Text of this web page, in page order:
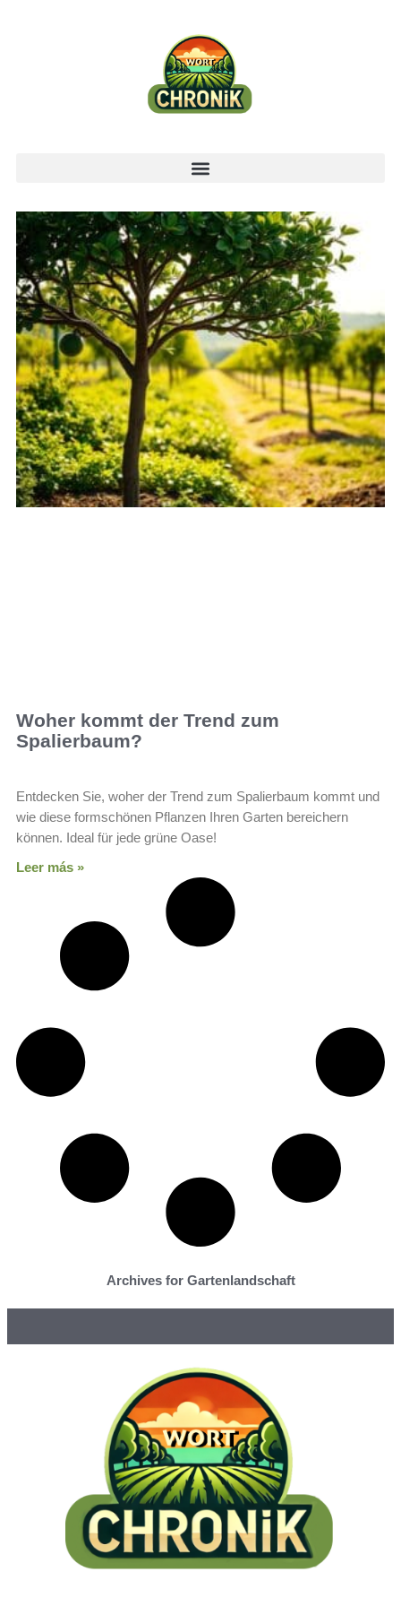
Woher kommt der Trend zum
Spalierbaum?
Entdecken Sie, woher der Trend zum Spalierbaum kommt und
wie diese formschönen Pflanzen Ihren Garten bereichern
können. Ideal für jede grüne Oase!
Leer más »
Archives for Gartenlandschaft